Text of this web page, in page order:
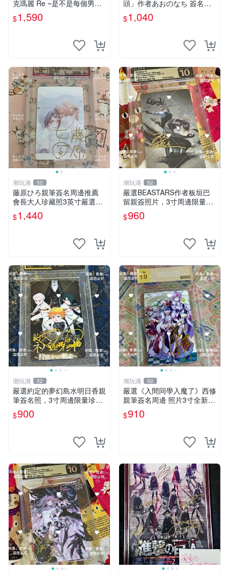
克瑪麗 Re ~是不是每個男人
都這樣？（附贈快速通關信
封）》附書腰 歐馬克 吳瑪麗
$1,590
頭」作者あおのなち 簽名照
片 3寸原裝卡磚 親筆簽名照
收藏佳品 周邊限定 照片拍賣
$1,040
潮玩港 52
藤原ひろ親筆簽名周邊推薦
會長大人珍藏照3英寸嚴選女
仆紀念品 面簽收藏 會長大人
簽名照 女仆照 面簽收藏
$1,440
潮玩港 52
嚴選BEASTARS作者板垣巴
留親簽照片，3寸周邊限量收
藏 BEASTARS 作者 經典 細
節收藏
$960
潮玩港 52
嚴選約定的夢幻島水明日香親
筆簽名照，3寸周邊限量珍藏
紙質佳 附卡磚 約定的夢幻島
筆記本 名人照
$900
潮玩港 52
嚴選《入間同學入魔了》西修
親筆簽名周邊 照片3寸全新含
卡磚 收藏推薦 鏡像照片 周邊
收藏
$910